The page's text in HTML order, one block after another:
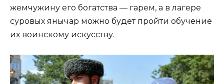
жемчужину его богатства — гарем, а в лагере
суровых янычар можно будет пройти обучение
их воинскому искусству.